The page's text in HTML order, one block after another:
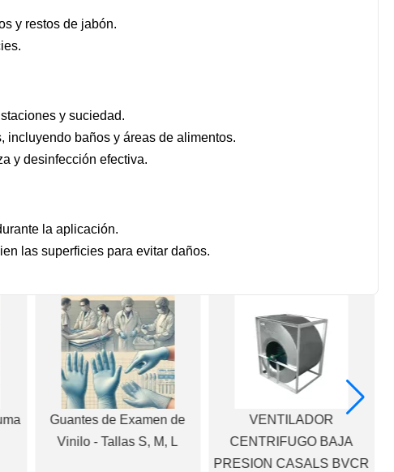
y restos de jabón.
y suciedad.
incluyendo baños y áreas de alimentos.
y desinfección efectiva.
la aplicación.
las superficies para evitar daños.
Guantes de Examen de
Vinilo - Tallas S, M, L
VENTILADOR
CENTRIFUGO BAJA
PRESION CASALS BVCR